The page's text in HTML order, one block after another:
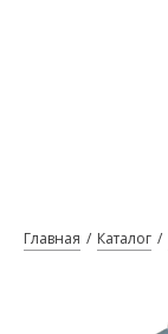
Главная Каталог